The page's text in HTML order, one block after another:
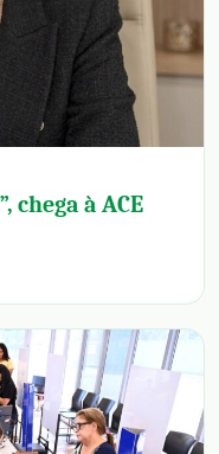
chega à ACE